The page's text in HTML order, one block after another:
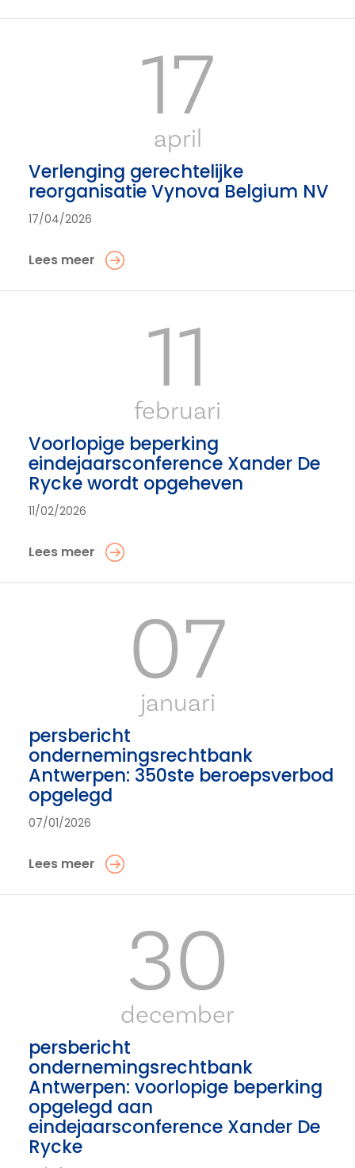
17
april
Verlenging gerechtelijke
reorganisatie Vynova Belgium NV
17/04/2026
Lees meer
11
februari
Voorlopige beperking
eindejaarsconference Xander De
Rycke wordt opgeheven
11/02/2026
Lees meer
07
januari
persbericht
ondernemingsrechtbank
Antwerpen: 350ste beroepsverbod
opgelegd
07/01/2026
Lees meer
30
december
persbericht
ondernemingsrechtbank
Antwerpen: voorlopige beperking
opgelegd aan
eindejaarsconference Xander De
Rycke